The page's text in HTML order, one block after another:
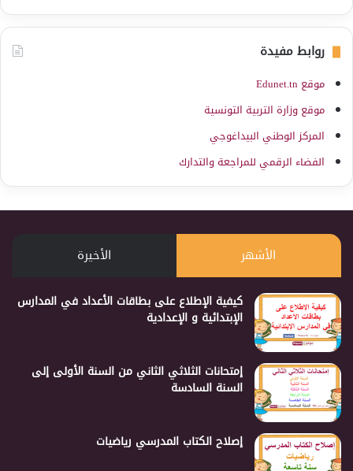
روابط مفيدة
موقع Edunet.tn
موقع وزارة التربية التونسية
المركز الوطني البيداغوجي
الفضاء الرقمي للمراجعة والتدارك
الأشهر الأخيرة
كيفية الإطلاع على بطاقات الأعداد في المدارس
الإبتدائية و الإعدادية
إمتحانات الثلاثي الثاني من السنة الأولى إلى
السنة السادسة
إصلاح الكتاب المدرسي رياضيات